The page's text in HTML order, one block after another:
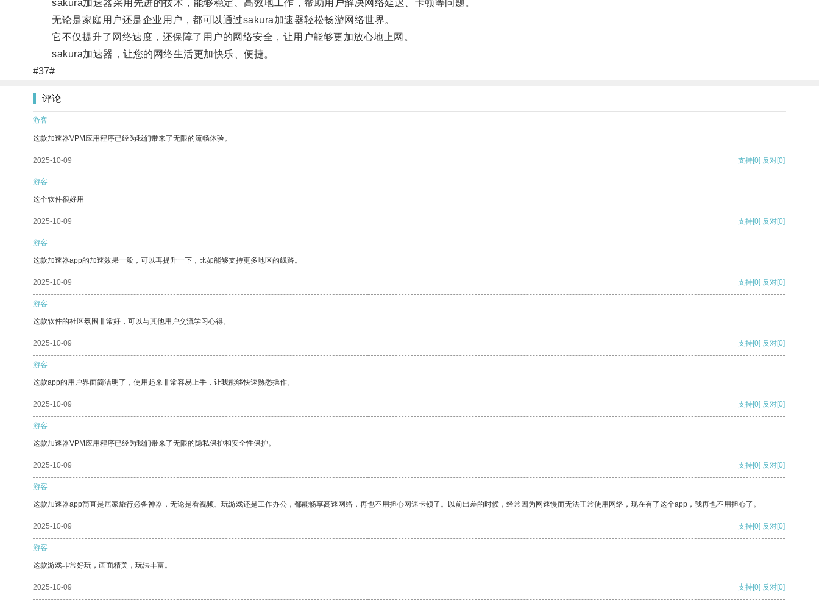
sakura加速器采用先进的技术，能够稳定、高效地工作，帮助用户解决网络延迟、卡顿等问题。
无论是家庭用户还是企业用户，都可以通过sakura加速器轻松畅游网络世界。
它不仅提升了网络速度，还保障了用户的网络安全，让用户能够更加放心地上网。
sakura加速器，让您的网络生活更加快乐、便捷。
#37#
评论
游客
这款加速器VPM应用程序已经为我们带来了无限的流畅体验。
2025-10-09 支持[0] 反对[0]
游客
这个软件很好用
2025-10-09 支持[0] 反对[0]
游客
这款加速器app的加速效果一般，可以再提升一下，比如能够支持更多地区的线路。
2025-10-09 支持[0] 反对[0]
游客
这款软件的社区氛围非常好，可以与其他用户交流学习心得。
2025-10-09 支持[0] 反对[0]
游客
这款app的用户界面简洁明了，使用起来非常容易上手，让我能够快速熟悉操作。
2025-10-09 支持[0] 反对[0]
游客
这款加速器VPM应用程序已经为我们带来了无限的隐私保护和安全性保护。
2025-10-09 支持[0] 反对[0]
游客
这款加速器app简直是居家旅行必备神器，无论是看视频、玩游戏还是工作办公，都能畅享高速网络，再也不用担心网速卡顿了。以前出差的时候，经常因为网速慢而无法正常使用网络，现在有了这个app，我再也不用担心了。
2025-10-09 支持[0] 反对[0]
游客
这款游戏非常好玩，画面精美，玩法丰富。
2025-10-09 支持[0] 反对[0]